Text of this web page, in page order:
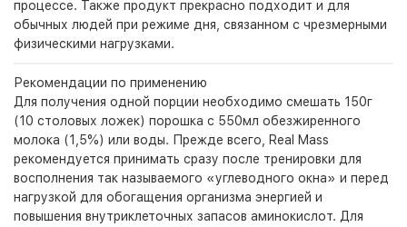
процессе. Также продукт прекрасно подходит и для
обычных людей при режиме дня, связанном с чрезмерными
физическими нагрузками.
Рекомендации по применению
Для получения одной порции необходимо смешать 150г
(10 столовых ложек) порошка с 550мл обезжиренного
молока (1,5%) или воды. Прежде всего, Real Mass
рекомендуется принимать сразу после тренировки для
восполнения так называемого «углеводного окна» и перед
нагрузкой для обогащения организма энергией и
повышения внутриклеточных запасов аминокислот. Для